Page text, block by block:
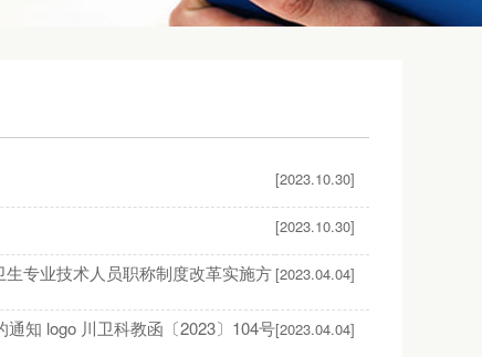
[2023.10.30]
[2023.10.30]
专业技术人员职称制度改革实施方[2023.04.04]
知 logo 川卫科教函〔2023〕104号[2023.04.04]